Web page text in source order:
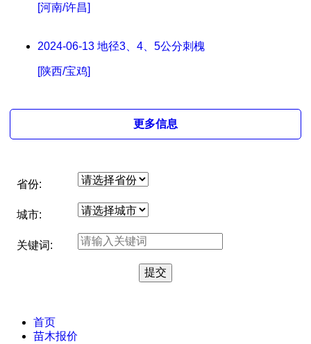
[河南/许昌]
2024-06-13 地径3、4、5公分刺槐
[陕西/宝鸡]
更多信息
省份:
城市:
关键词:
首页
苗木报价